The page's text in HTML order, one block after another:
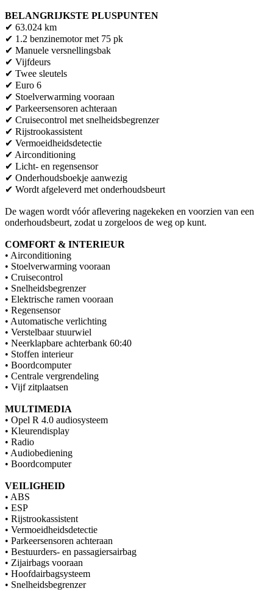
BELANGRIJKSTE PLUSPUNTEN
✔ 63.024 km
✔ 1.2 benzinemotor met 75 pk
✔ Manuele versnellingsbak
✔ Vijfdeurs
✔ Twee sleutels
✔ Euro 6
✔ Stoelverwarming vooraan
✔ Parkeersensoren achteraan
✔ Cruisecontrol met snelheidsbegrenzer
✔ Rijstrookassistent
✔ Vermoeidheidsdetectie
✔ Airconditioning
✔ Licht- en regensensor
✔ Onderhoudsboekje aanwezig
✔ Wordt afgeleverd met onderhoudsbeurt
De wagen wordt vóór aflevering nagekeken en voorzien van een
onderhoudsbeurt, zodat u zorgeloos de weg op kunt.
COMFORT & INTERIEUR
• Airconditioning
• Stoelverwarming vooraan
• Cruisecontrol
• Snelheidsbegrenzer
• Elektrische ramen vooraan
• Regensensor
• Automatische verlichting
• Verstelbaar stuurwiel
• Neerklapbare achterbank 60:40
• Stoffen interieur
• Boordcomputer
• Centrale vergrendeling
• Vijf zitplaatsen
MULTIMEDIA
• Opel R 4.0 audiosysteem
• Kleurendisplay
• Radio
• Audiobediening
• Boordcomputer
VEILIGHEID
• ABS
• ESP
• Rijstrookassistent
• Vermoeidheidsdetectie
• Parkeersensoren achteraan
• Bestuurders- en passagiersairbag
• Zijairbags vooraan
• Hoofdairbagsysteem
• Snelheidsbegrenzer